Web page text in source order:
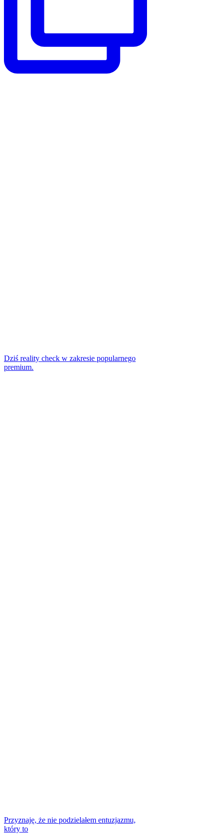
Dziś reality check w zakresie popularnego
premium.
Przyznaję, że nie podzielałem entuzjazmu,
który to